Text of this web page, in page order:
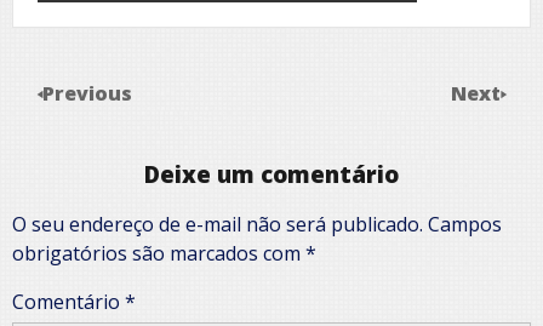
Previous Next
Deixe um comentário
O seu endereço de e-mail não será publicado. Campos
obrigatórios são marcados com *
Comentário *